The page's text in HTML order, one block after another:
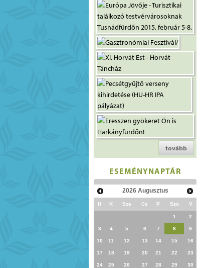
tovább
ESEMÉNYNAPTÁR
2026 Augusztus
H K Sze Cs P Szo V
1 2
3 4 5 6 7 8 9
10 11 12 13 14 15 16
17 18 19 20 21 22 23
24 25 26 27 28 29 30